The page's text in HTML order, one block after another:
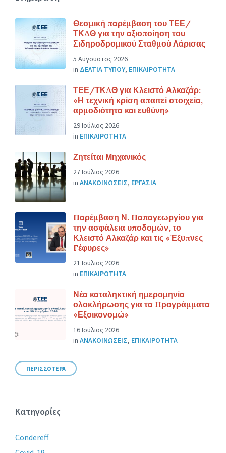
Θεσμική παρέμβαση του ΤΕΕ/
ΤΚΔΘ για την αξιοποίηση του
Σιδηροδρομικού Σταθμού Λάρισας
5 Αύγουστος 2026
in ΔΕΛΤΙΑ ΤΥΠΟΥ, ΕΠΙΚΑΙΡΟΤΗΤΑ
ΤΕΕ/ΤΚΔΘ για Κλειστό Αλκαζάρ:
«Η τεχνική κρίση απαιτεί στοιχεία,
αρμοδιότητα και ευθύνη»
29 Ιούλιος 2026
in ΕΠΙΚΑΙΡΟΤΗΤΑ
Ζητείται Μηχανικός
27 Ιούλιος 2026
in ΑΝΑΚΟΙΝΩΣΕΙΣ, ΕΡΓΑΣΙΑ
Παρέμβαση Ν. Παπαγεωργίου για
την ασφάλεια υποδομών, το
Κλειστό Αλκαζάρ και τις «Έξυπνες
Γέφυρες»
21 Ιούλιος 2026
in ΕΠΙΚΑΙΡΟΤΗΤΑ
Νέα καταληκτική ημερομηνία
ολοκλήρωσης για τα Προγράμματα
«Εξοικονομώ»
16 Ιούλιος 2026
in ΑΝΑΚΟΙΝΩΣΕΙΣ, ΕΠΙΚΑΙΡΟΤΗΤΑ
ΠΕΡΙΣΣΟΤΕΡΑ
Κατηγορίες
Condereff